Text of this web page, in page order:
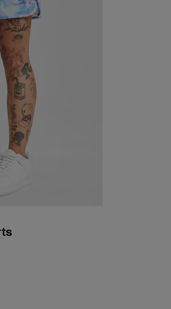
29,99 EUR